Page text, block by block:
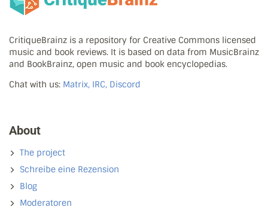
CritiqueBrainz is a repository for Creative Commons licensed
music and book reviews. It is based on data from MusicBrainz
and BookBrainz, open music and book encyclopedias.
Chat with us: Matrix, IRC, Discord
About
The project
Schreibe eine Rezension
Blog
Moderatoren